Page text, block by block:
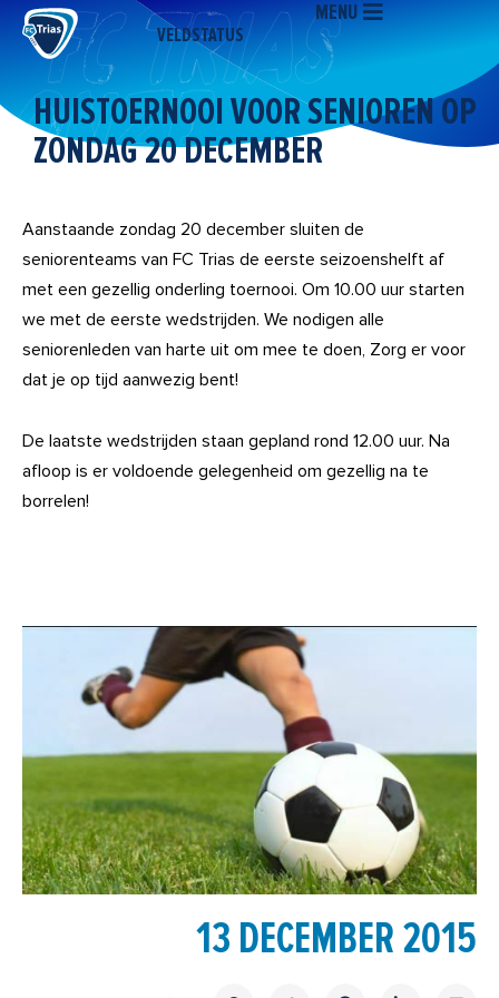
naar
inhoud
VELDSTATUS
MENU
HUISTOERNOOI VOOR SENIOREN OP
ZONDAG 20 DECEMBER
Aanstaande zondag 20 december sluiten de
seniorenteams van FC Trias de eerste seizoenshelft af
met een gezellig onderling toernooi. Om 10.00 uur starten
we met de eerste wedstrijden. We nodigen alle
seniorenleden van harte uit om mee te doen, Zorg er voor
dat je op tijd aanwezig bent!
De laatste wedstrijden staan gepland rond 12.00 uur. Na
afloop is er voldoende gelegenheid om gezellig na te
borrelen!
13 DECEMBER 2015